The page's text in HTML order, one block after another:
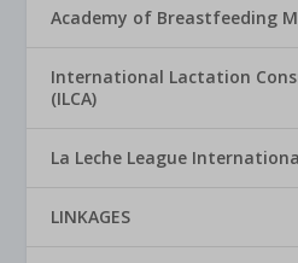
Academy of Breastfeeding
International Lactation
(ILCA)
La Leche League
LINKAGES